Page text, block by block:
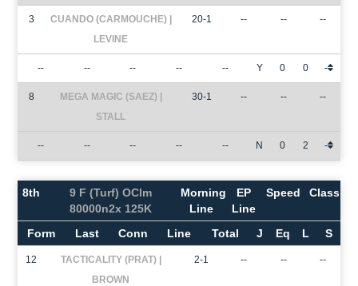
3
CUANDO (CARMOUCHE) |
LEVINE
20-1 -- -- --
-- -- -- -- -- Y 0 0 -
8
MEGA MAGIC (SAEZ) |
STALL
30-1 -- -- --
-- -- -- -- -- N 0 2 -
8th
9 F (Turf) OClm
80000n2x 125K
Morning
Line
EP
Line
Speed Class
Form Last Conn Line Total J Eq L S
12
TACTICALITY (PRAT) |
BROWN
2-1 -- -- --